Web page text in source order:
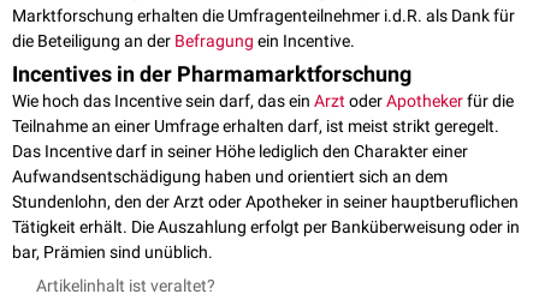
Marktforschung erhalten die Umfragenteilnehmer i.d.R. als Dank für
die Beteiligung an der Befragung ein Incentive.
Incentives in der Pharmamarktforschung
Wie hoch das Incentive sein darf, das ein ArztoderApothekerfür die
Teilnahme an einer Umfrage erhalten darf, ist meist strikt geregelt.
Das Incentive darf in seiner Höhe lediglich den Charakter einer
Aufwandsentschädigung haben und orientiert sich an dem
Stundenlohn, den der Arzt oder Apotheker in seiner hauptberuflichen
Tätigkeit erhält. Die Auszahlung erfolgt per Banküberweisung oder in
bar, Prämien sind unüblich.
Artikelinhalt ist veraltet?